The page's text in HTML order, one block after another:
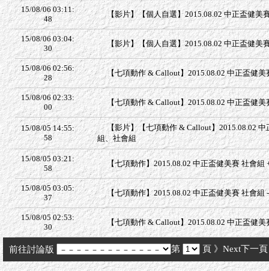
15/08/06 03:11:
48
【影片】【個人自選】2015.08.02 中正盃健美
15/08/06 03:04:
30
【影片】【個人自選】2015.08.02 中正盃健美
15/08/06 02:56:
28
【七項動作 & Callout】2015.08.02 中正盃健美
15/08/06 02:33:
00
【七項動作 & Callout】2015.08.02 中正盃健美
15/08/05 14:55:
58
【影片】【七項動作 & Callout】2015.08.02
組、社會組
15/08/05 03:21:
58
【七項動作】2015.08.02 中正盃健美賽 社會組
15/08/05 03:05:
37
【七項動作】2015.08.02 中正盃健美賽 社會組
15/08/05 02:53:
30
【七項動作 & Callout】2015.08.02 中正盃健美
前往討論版 第 頁 》Next下一頁